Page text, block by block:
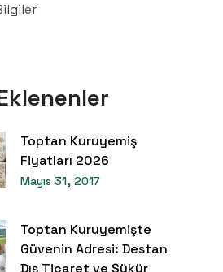
Toptan Kuruyemiş
Fiyatları 2026
Mayıs 31, 2017
Toptan Kuruyemişte
Güvenin Adresi: Destan